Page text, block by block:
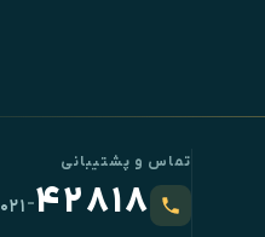
تماس و پشتیبانی
۴۲۸۱۸-۰۲۱